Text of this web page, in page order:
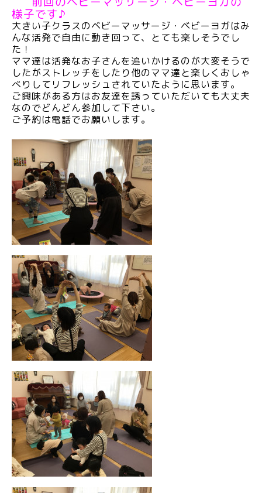
様子です♪
大きい子クラスのベビーマッサージ・ベビーヨガはみ
んな活発で自由に動き回って、とても楽しそうでし
た！
ママ達は活発なお子さんを追いかけるのが大変そうで
したがストレッチをしたり他のママ達と楽しくおしゃ
べりしてリフレッシュされていたように思います。
ご興味がある方はお友達を誘っていただいても大丈夫
なのでどんどん参加して下さい。
ご予約は電話でお願いします。